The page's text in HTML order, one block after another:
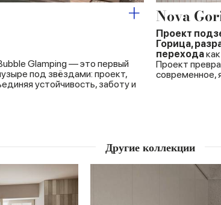
Glamping — это первый
под звёздами: проект,
устойчивость, заботу и
Nova
Проект
Горица,
перехода
Проект
современное,
Другие коллекции